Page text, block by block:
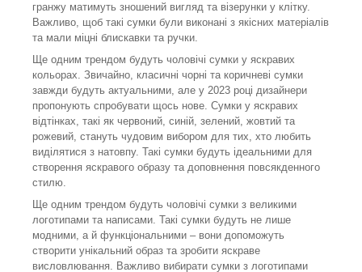
гранжу матимуть зношений вигляд та візерунки у клітку.
Важливо, щоб такі сумки були виконані з якісних матеріалів
та мали міцні блискавки та ручки.
Ще одним трендом будуть чоловічі сумки у яскравих
кольорах. Звичайно, класичні чорні та коричневі сумки
завжди будуть актуальними, але у 2023 році дизайнери
пропонують спробувати щось нове. Сумки у яскравих
відтінках, такі як червоний, синій, зелений, жовтий та
рожевий, стануть чудовим вибором для тих, хто любить
виділятися з натовпу. Такі сумки будуть ідеальними для
створення яскравого образу та доповнення повсякденного
стилю.
Ще одним трендом будуть чоловічі сумки з великими
логотипами та написами. Такі сумки будуть не лише
модними, а й функціональними – вони допоможуть
створити унікальний образ та зробити яскраве
висловлювання. Важливо вибирати сумки з логотипами